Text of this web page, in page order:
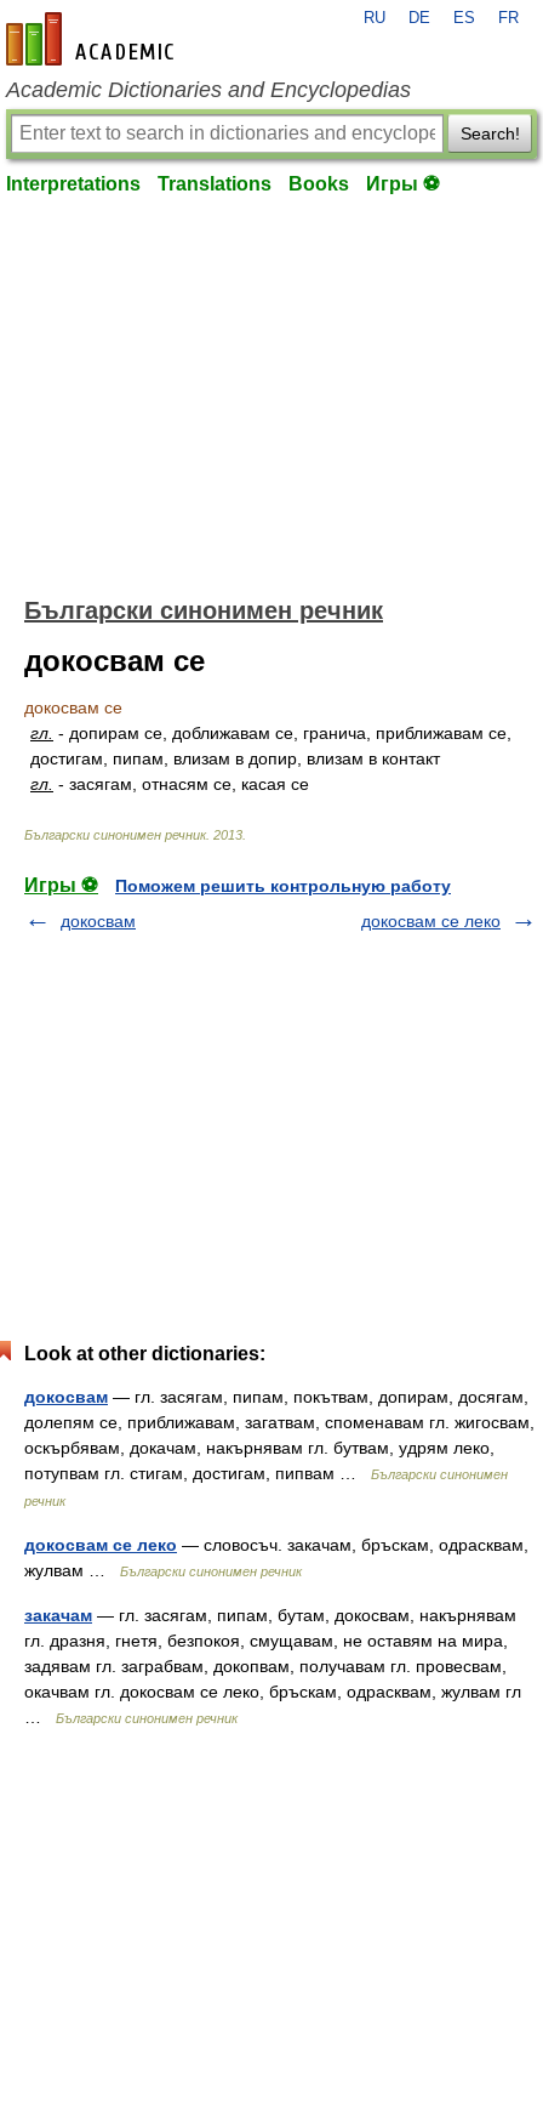
en-academic.com
RU DE ES FR
Academic Dictionaries and Encyclopedias
Search!
Interpretations Translations Books Игры ⚽
Български синонимен речник
докосвам се
докосвам се
гл. - допирам се, доближавам се, гранича, приближавам се,
достигам, пипам, влизам в допир, влизам в контакт
гл. - засягам, отнасям се, касая се
Български синонимен речник. 2013
Игры ⚽
Поможем решить контрольную работу
докосвам
докосвам се леко
Look at other dictionaries:
докосвам — гл. засягам, пипам, покътвам, допирам, досягам,
долепям се, приближавам, загатвам, споменавам гл. жигосвам,
оскърбявам, докачам, накърнявам гл. бутвам, удрям леко,
потупвам гл. стигам, достигам, пипвам …
Български синонимен
речник
докосвам се леко — словосъч. закачам, бръскам, одрасквам,
жулвам …
Български синонимен речник
закачам — гл. засягам, пипам, бутам, докосвам, накърнявам
гл. дразня, гнетя, безпокоя, смущавам, не оставям на мира,
задявам гл. заграбвам, докопвам, получавам гл. провесвам,
окачвам гл. докосвам се леко, бръскам, одрасквам, жулвам гл
Български синонимен речник